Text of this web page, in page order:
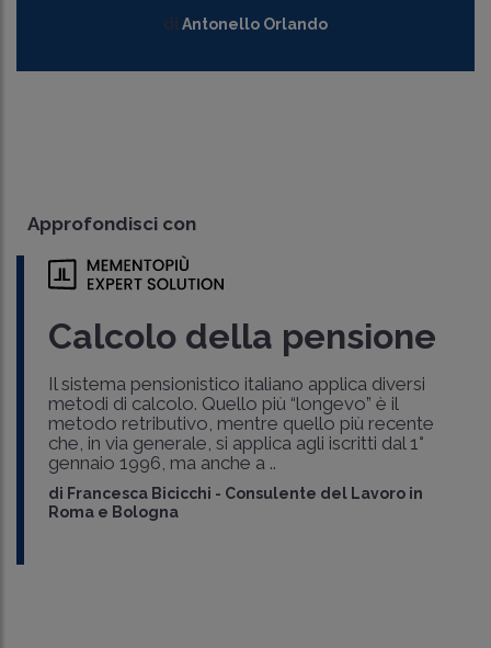
di Antonello Orlando
Approfondisci con
Calcolo della pensione
Il sistema pensionistico italiano applica diversi
metodi di calcolo. Quello più “longevo” è il
metodo retributivo, mentre quello più recente
che, in via generale, si applica agli iscritti dal 1°
gennaio 1996, ma anche a ..
di Francesca Bicicchi - Consulente del Lavoro in
Roma e Bologna